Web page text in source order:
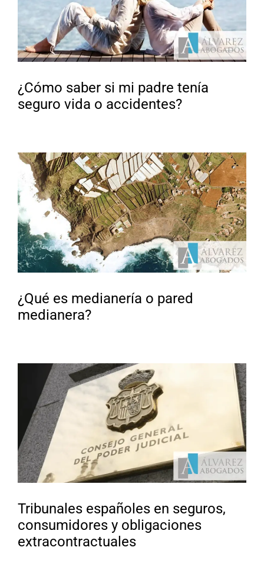
¿Cómo saber si mi padre tenía
seguro vida o accidentes?
¿Qué es medianería o pared
medianera?
Tribunales españoles en seguros,
consumidores y obligaciones
extracontractuales